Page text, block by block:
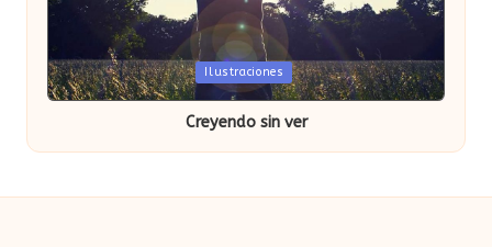
Publicada
en
Ilustraciones
Creyendo sin ver